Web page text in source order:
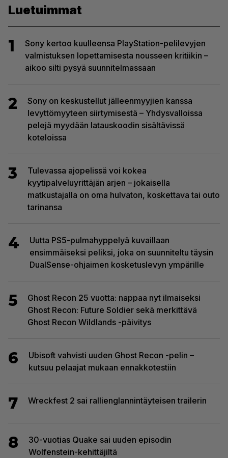
Luetuimmat
1
Sony kertoo kuulleensa PlayStation-pelilevyjen
valmistuksen lopettamisesta nousseen kritiikin –
aikoo silti pysyä suunnitelmassaan
2
Sony on keskustellut jälleenmyyjien kanssa
levyttömyyteen siirtymisestä – Yhdysvalloissa
pelejä myydään latauskoodin sisältävissä
koteloissa
3
Tulevassa ajopelissä voi kokea
kyytipalveluyrittäjän arjen – jokaisella
matkustajalla on oma hulvaton, koskettava tai outo
tarinansa
4
Uutta PS5-pulmahyppelyä kuvaillaan
ensimmäiseksi peliksi, joka on suunniteltu täysin
DualSense-ohjaimen kosketuslevyn ympärille
5
Ghost Recon 25 vuotta: nappaa nyt ilmaiseksi
Ghost Recon: Future Soldier sekä merkittävä
Ghost Recon Wildlands -päivitys
6
Ubisoft vahvisti uuden Ghost Recon -pelin –
kutsuu pelaajat mukaan ennakkotestiin
7 Wreckfest 2 sai rallienglannintäyteisen trailerin
8
30-vuotias Quake sai uuden episodin
Wolfenstein-kehittäjiltä